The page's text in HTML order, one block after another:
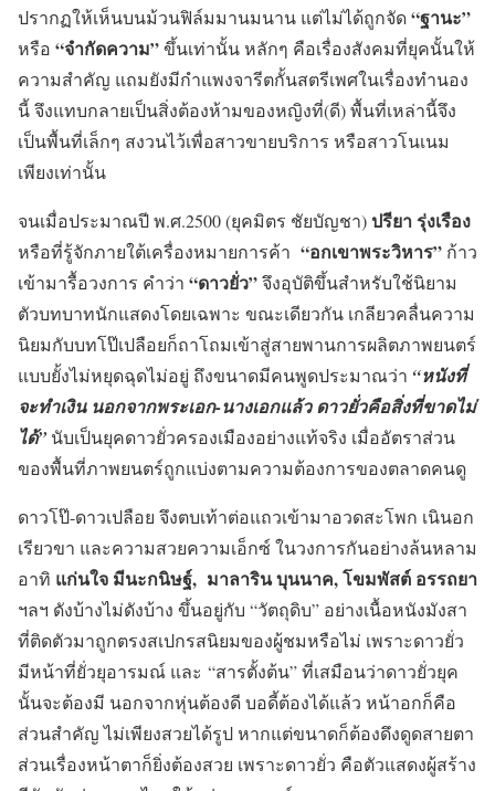
ปรากฏให้เห็นบนม้วนฟิล์มมานมนาน แต่ไม่ได้ถูกจัด“ฐานะ”
หรือ “จำกัดความ”ขึ้นเท่านั้น หลักๆ คือเรื่องสังคมที่ยุคนั้นให้
ความสำคัญ แถมยังมีกำแพงจารีตกั้นสตรีเพศในเรื่องทำนอง
นี้ จึงแทบกลายเป็นสิ่งต้องห้ามของหญิงที่(ดี) พื้นที่เหล่านี้จึง
เป็นพื้นที่เล็กๆ สงวนไว้เพื่อสาวขายบริการ หรือสาวโนเนม
เพียงเท่านั้น
จนเมื่อประมาณปี พ.ศ.2500 (ยุคมิตร ชัยบัญชา) ปรียา รุ่งเรือง
หรือที่รู้จักภายใต้เครื่องหมายการค้า “อกเขาพระวิหาร” ก้าว
เข้ามารื้อวงการ คำว่า “ดาวยั่ว”จึงอุบัติขึ้นสำหรับใช้นิยาม
ตัวบทบาทนักแสดงโดยเฉพาะ ขณะเดียวกัน เกลียวคลื่นความ
นิยมกับบทโป๊เปลือยก็ถาโถมเข้าสู่สายพานการผลิตภาพยนตร์
แบบยั้งไม่หยุดฉุดไม่อยู่ ถึงขนาดมีคนพูดประมาณว่า “หนังที่
จะทำเงิน นอกจากพระเอก-นางเอกแล้ว ดาวยั่วคือสิ่งที่ขาดไม่
ได้” นับเป็นยุคดาวยั่วครองเมืองอย่างแท้จริง เมื่ออัตราส่วน
ของพื้นที่ภาพยนตร์ถูกแบ่งตามความต้องการของตลาดคนดู
ดาวโป๊-ดาวเปลือย จึงตบเท้าต่อแถวเข้ามาอวดสะโพก เนินอก
เรียวขา และความสวยความเอ็กซ์ ในวงการกันอย่างล้นหลาม
อาทิ แก่นใจ มีนะกนิษฐ์, มาลาริน บุนนาค, โขมพัสต์ อรรถยา
ฯลฯ ดังบ้างไม่ดังบ้าง ขึ้นอยู่กับ “วัตถุดิบ” อย่างเนื้อหนังมังสา
ที่ติดตัวมาถูกตรงสเปกรสนิยมของผู้ชมหรือไม่ เพราะดาวยั่ว
มีหน้าที่ยั่วยุอารมณ์ และ “สารตั้งต้น”ที่เสมือนว่าดาวยั่วยุค
นั้นจะต้องมี นอกจากหุ่นต้องดี บอดี้ต้องได้แล้ว หน้าอกก็คือ
ส่วนสำคัญ ไม่เพียงสวยได้รูป หากแต่ขนาดก็ต้องดึงดูดสายตา
ส่วนเรื่องหน้าตาก็ยิ่งต้องสวย เพราะดาวยั่ว คือตัวแสดงผู้สร้าง